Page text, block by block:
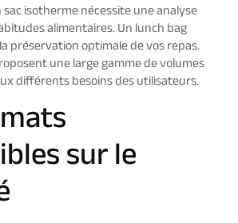
isotherme nécessite une analyse
alimentaires. Un lunch bag
préservation optimale de vos repas.
une large gamme de volumes
différents besoins des utilisateurs.
sur le